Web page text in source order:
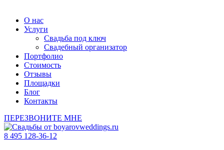
О нас
Услуги
Свадьба под ключ
Свадебный организатор
Портфолио
Стоимость
Отзывы
Площадки
Блог
Контакты
ПЕРЕЗВОНИТЕ МНЕ
8 495 128-36-12